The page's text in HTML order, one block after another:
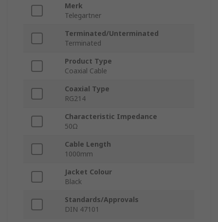
Merk
Telegartner
Terminated/Unterminated
Terminated
Product Type
Coaxial Cable
Coaxial Type
RG214
Characteristic Impedance
50Ω
Cable Length
1000mm
Jacket Colour
Black
Standards/Approvals
DIN 47101